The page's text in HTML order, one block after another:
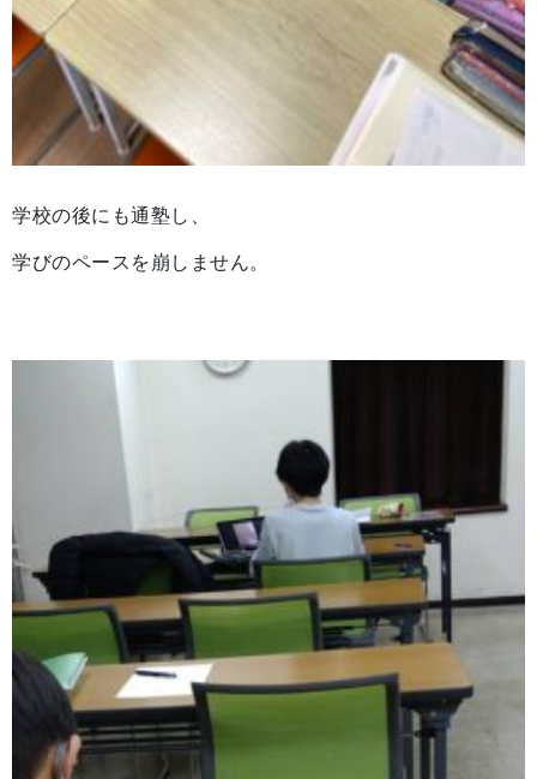
学校の後にも通塾し、
学びのペースを崩しません。